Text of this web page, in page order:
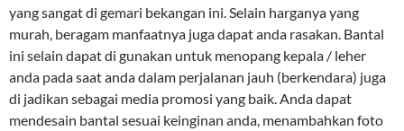
yang sangat di gemari bekangan ini. Selain harganya yang
murah, beragam manfaatnya juga dapat anda rasakan. Bantal
ini selain dapat di gunakan untuk menopang kepala / leher
anda pada saat anda dalam perjalanan jauh (berkendara) juga
di jadikan sebagai media promosi yang baik. Anda dapat
mendesain bantal sesuai keinginan anda, menambahkan foto